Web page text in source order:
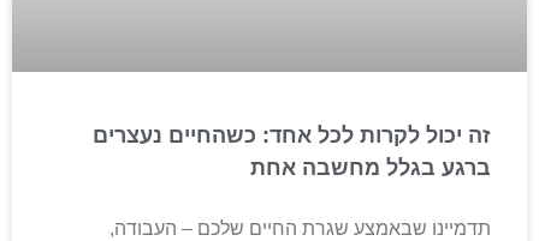
זה יכול לקרות לכל אחד: כשהחיים נעצרים
ברגע בגלל מחשבה אחת
תדמיינו שבאמצע שגרת החיים שלכם – העבודה,